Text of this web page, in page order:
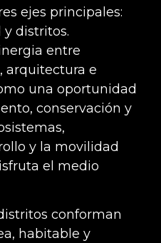
ejes principales:
distritos.
entre
arquitectura e
una oportunidad
conservación y
y la movilidad
el medio
conforman
habitable y